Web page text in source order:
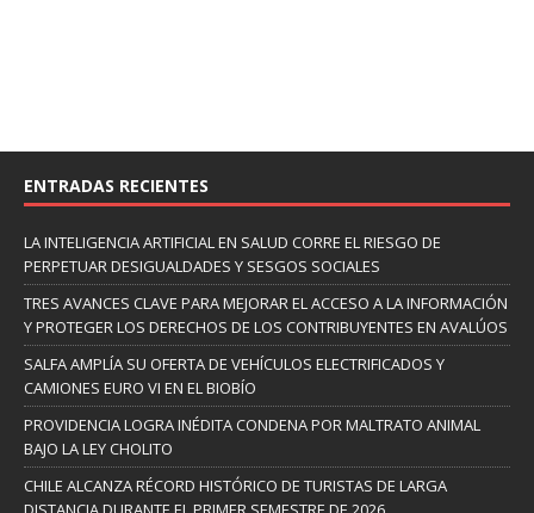
ENTRADAS RECIENTES
LA INTELIGENCIA ARTIFICIAL EN SALUD CORRE EL RIESGO DE
PERPETUAR DESIGUALDADES Y SESGOS SOCIALES
TRES AVANCES CLAVE PARA MEJORAR EL ACCESO A LA INFORMACIÓN
Y PROTEGER LOS DERECHOS DE LOS CONTRIBUYENTES EN AVALÚOS
SALFA AMPLÍA SU OFERTA DE VEHÍCULOS ELECTRIFICADOS Y
CAMIONES EURO VI EN EL BIOBÍO
PROVIDENCIA LOGRA INÉDITA CONDENA POR MALTRATO ANIMAL
BAJO LA LEY CHOLITO
CHILE ALCANZA RÉCORD HISTÓRICO DE TURISTAS DE LARGA